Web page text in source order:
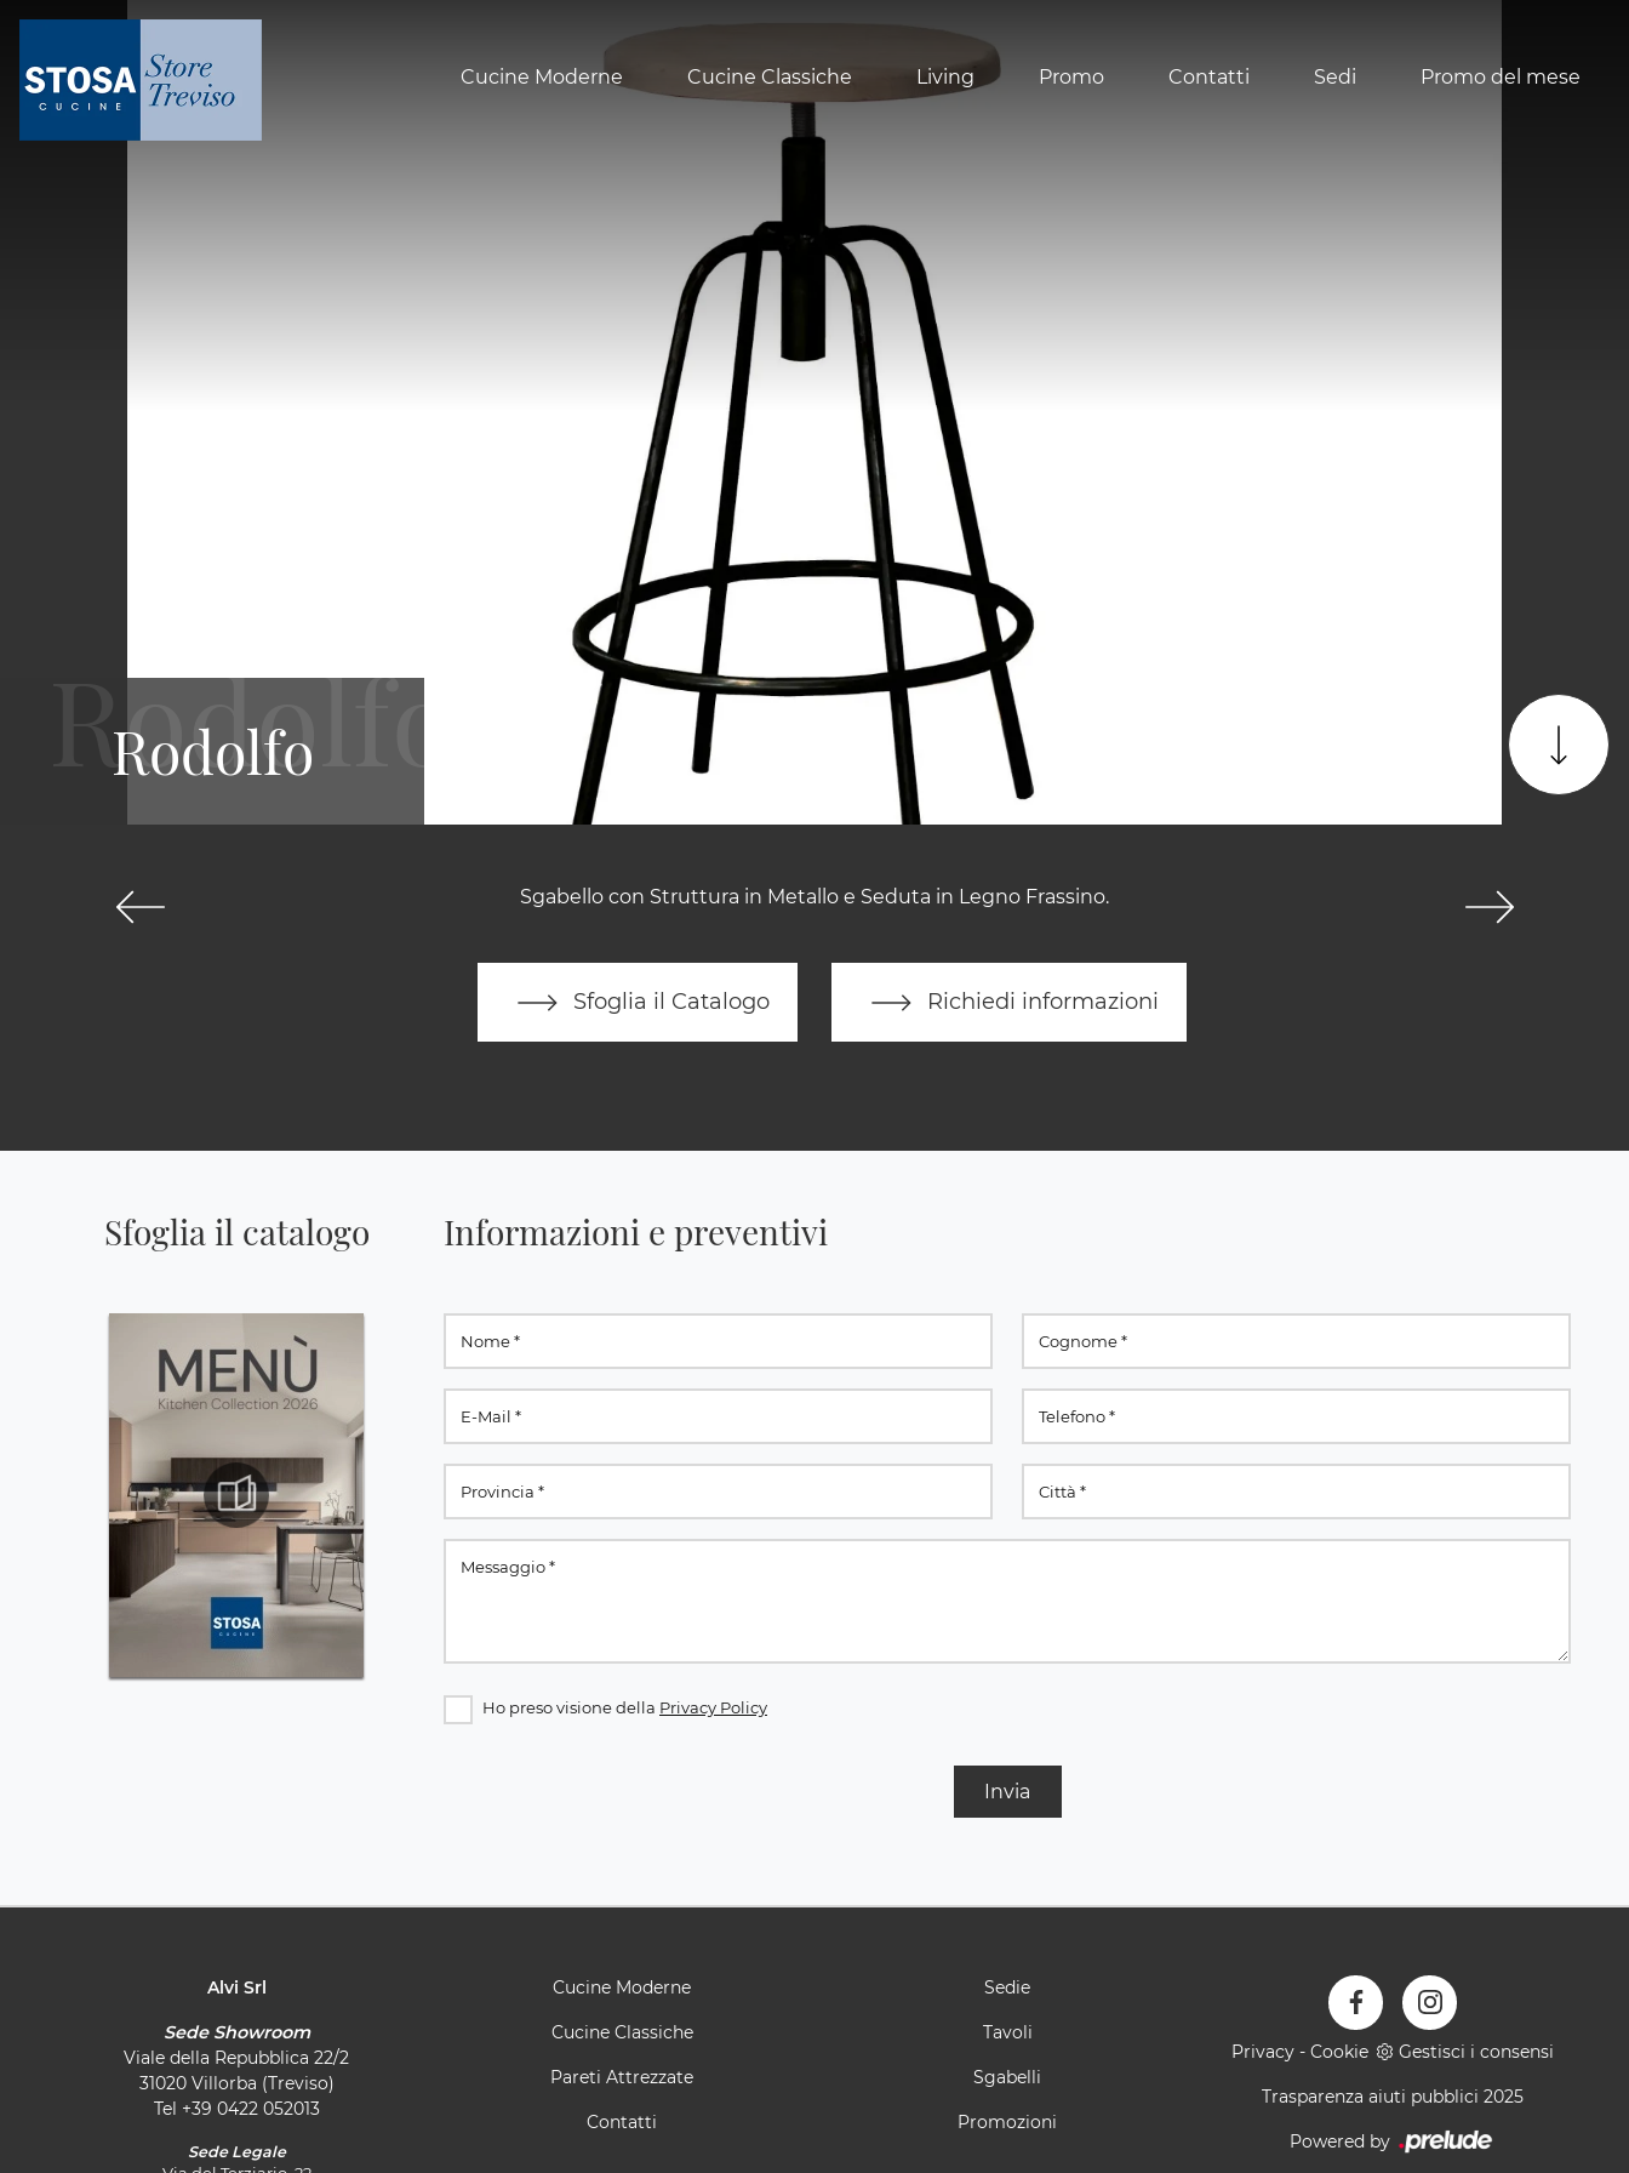
Cucine Moderne Cucine Classiche Living Promo Contatti Sedi Promo del mese
Sgabello con Struttura in Metallo e Seduta in Legno Frassino.
Sfoglia il Catalogo Richiedi informazioni
Rodolfo
Sfoglia il catalogo Informazioni e preventivi
Ho preso visione della Privacy Policy
Invia
Alvi Srl
Sede Showroom
Viale della Repubblica 22/2
31020 Villorba (Treviso)
Tel +39 0422 052013
Sede Legale
Cucine Moderne
Cucine Classiche
Pareti Attrezzate
Contatti
Sedie
Tavoli
Sgabelli
Promozioni
Privacy - Cookie Gestisci i consensi
Trasparenza aiuti pubblici 2025
Powered by